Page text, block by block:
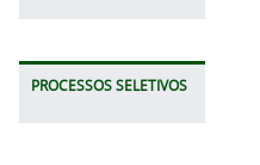
PROCESSOS SELETIVOS